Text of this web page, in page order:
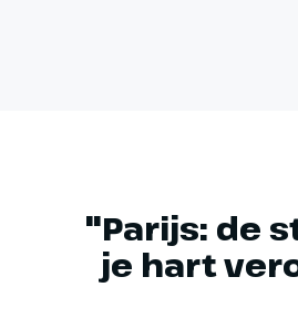
"Parijs: de
je hart